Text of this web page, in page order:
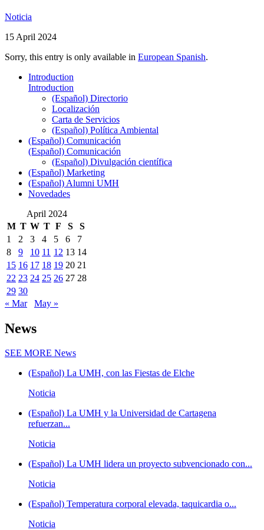
Noticia
15 April 2024
Sorry, this entry is only available in European Spanish.
Introduction
Introduction
(Español) Directorio
Localización
Carta de Servicios
(Español) Política Ambiental
(Español) Comunicación
(Español) Comunicación
(Español) Divulgación científica
(Español) Marketing
(Español) Alumni UMH
Novedades
April 2024
M T W T F S
S
1
2 3 4 5 6
7
8
9 10 11 12 13 14
15 16 17 18 19 20 21
22 23 24 25 26 27 28
29 30
« Mar
May »
News
SEE MORE News
(Español) La UMH, con las Fiestas de Elche
Noticia
(Español) La UMH y la Universidad de Cartagena
refuerzan...
Noticia
(Español) La UMH lidera un proyecto subvencionado con...
Noticia
(Español) Temperatura corporal elevada, taquicardia o...
Noticia